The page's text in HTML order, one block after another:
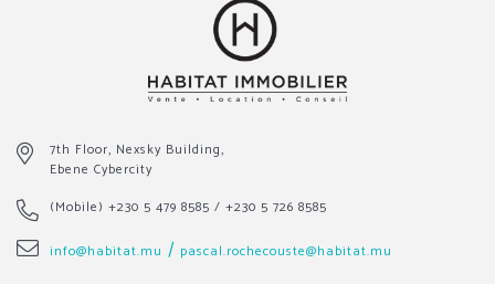
7th Floor, Nexsky Building,
Ebene Cybercity
(Mobile) +230 5 479 8585 / +230 5 726 8585
info@habitat.mu / pascal.rochecouste@habitat.mu